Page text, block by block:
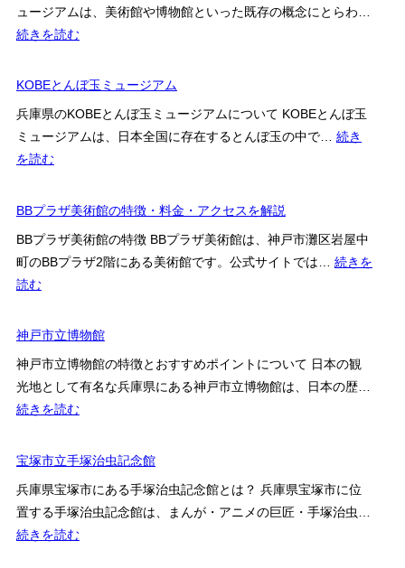
術
館
脇
館
ュージアムは、美術館や博物館といった既存の概念にとらわ…
続きを読む:
立
丹
ミ
ジ
ア
ム
KOBEとんぼ玉ミュージアム
兵庫県のKOBEとんぼ玉ミュージアムについて KOBEとんぼ玉
ミュージアムは、日本全国に存在するとんぼ玉の中で… 続き
を読む:
と
ぼ
玉
ー
ジ
ア
ム
BBプラザ美術館の特徴・料金・アクセスを解説
BBプラザ美術館の特徴 BBプラザ美術館は、神戸市灘区岩屋中
町のBBプラザ2階にある美術館です。公式サイトでは… 続きを
読む:
プ
ザ
美
術
の
特
徴・
料
神戸市立博物館
神戸市立博物館の特徴とおすすめポイントについて 日本の観
光地として有名な兵庫県にある神戸市立博物館は、日本の歴…
続きを読む:
戸
立
博
物
宝塚市立手塚治虫記念館
兵庫県宝塚市にある手塚治虫記念館とは？ 兵庫県宝塚市に位
置する手塚治虫記念館は、まんが・アニメの巨匠・手塚治虫…
続きを読む: